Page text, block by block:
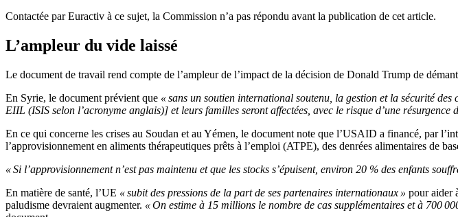
Contactée par Euractiv à ce sujet, la Commission n’a pas répondu avant la publication de cet article.
L’ampleur du vide laissé
Le document de travail rend compte de l’ampleur de l’impact de la décision de Donald Trump de
En Syrie, le document prévient que « sans un soutien international soutenu, la gestion et la sécurité
EIIL (ISIS selon l’acronyme anglais)] et leurs familles seront affectées, avec le risque d’une résurgence
En ce qui concerne les crises au Soudan et au Yémen, le document note que l’USAID a financé, par
l’approvisionnement en aliments thérapeutiques prêts à l’emploi (ATPE), des denrées alimentaires de
« Si l’approvisionnement n’est pas maintenu et que les stocks s’épuisent, environ 20 % des enfants
En matière de santé, l’UE « subit des pressions de la part de ses partenaires internationaux » pour aider
paludisme devraient augmenter. « On estime à 15 millions le nombre de cas supplémentaires et à 700